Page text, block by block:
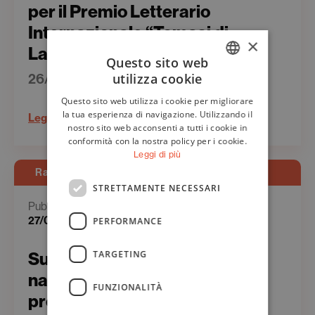
per il Premio Letterario
Internazionale “Tomasi di
Lampedusa”
26/06/2023
Leggi
Rassegna Stampa - Web
Pubblicato il
27/06/2023
Superabile.it – L’Istituto
nazionale tumori Regina Elena
presenta il “Naso elettronico”
ENGLISH
×
Questo sito web
utilizza cookie
Questo sito web utilizza i cookie per migliorare
la tua esperienza di navigazione. Utilizzando il
nostro sito web acconsenti a tutti i cookie in
conformità con la nostra policy per i cookie.
Leggi di più
STRETTAMENTE NECESSARI
PERFORMANCE
TARGETING
FUNZIONALITÀ